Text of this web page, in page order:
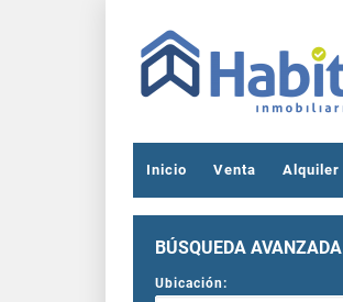
Inicio Venta Alquiler
BÚSQUEDA AVANZADA
Ubicación: